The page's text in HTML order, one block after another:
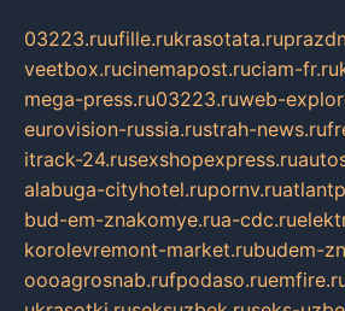
03223.ruufille.rukrasotata.ru
veetbox.rucinemapost.ruciam-fr.ru
mega-press.ru03223.ruweb-
eurovision-russia.rustrah-news.ru
itrack-24.rusexshopexpress.ru
alabuga-cityhotel.rupornv.ru
bud-em-znakomye.rua-cdc.ru
korolevremont-market.rubudem-
oooagrosnab.rufpodaso.ru